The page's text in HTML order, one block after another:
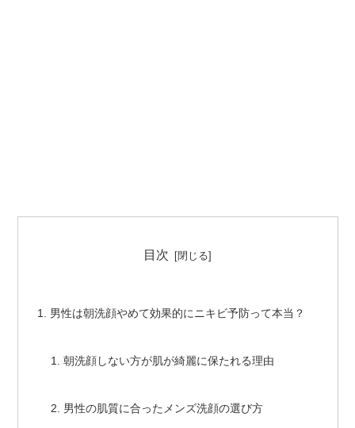
目次
男性は朝洗顔やめて効果的にニキビ予防って本当？
朝洗顔しない方が肌が綺麗に保たれる理由
男性の肌質に合ったメンズ洗顔の選び方